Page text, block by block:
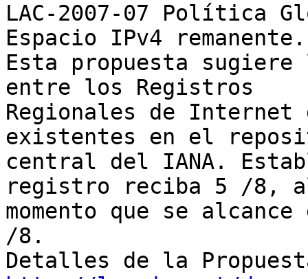
LAC-2007-07 Política
Espacio IPv4 remanente.
Esta propuesta
entre los Registros
Regionales de
existentes en el
central del IANA.
registro reciba 5 /8,
momento que se
/8.